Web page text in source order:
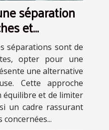
séparation
et
séparations sont de
opter pour une
une alternative
Cette approche
équilibre et de limiter
un cadre rassurant